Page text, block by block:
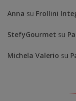
Anna su Frollini
StefyGourmet su
Michela Valerio su